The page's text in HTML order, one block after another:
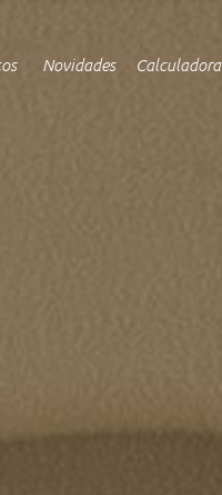
Novidades Calculadora